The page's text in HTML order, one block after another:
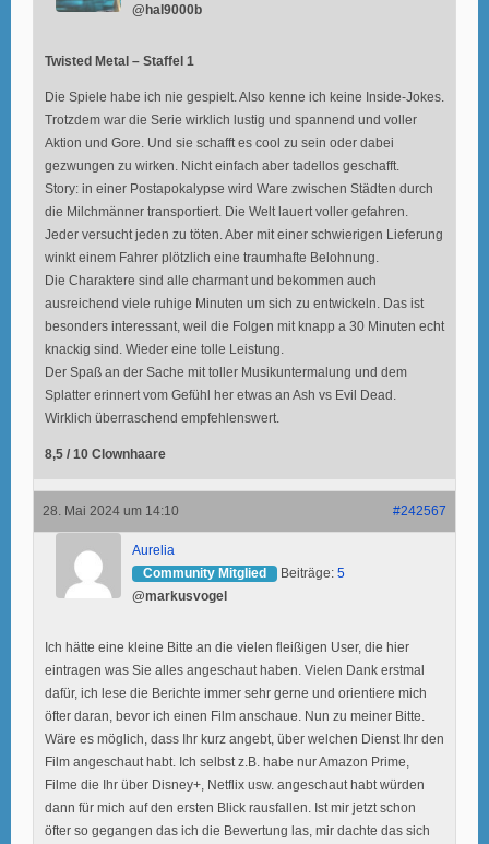
@hal9000b
Twisted Metal – Staffel 1
Die Spiele habe ich nie gespielt. Also kenne ich keine Inside-Jokes.
Trotzdem war die Serie wirklich lustig und spannend und voller
Aktion und Gore. Und sie schafft es cool zu sein oder dabei
gezwungen zu wirken. Nicht einfach aber tadellos geschafft.
Story: in einer Postapokalypse wird Ware zwischen Städten durch
die Milchmänner transportiert. Die Welt lauert voller gefahren.
Jeder versucht jeden zu töten. Aber mit einer schwierigen Lieferung
winkt einem Fahrer plötzlich eine traumhafte Belohnung.
Die Charaktere sind alle charmant und bekommen auch
ausreichend viele ruhige Minuten um sich zu entwickeln. Das ist
besonders interessant, weil die Folgen mit knapp a 30 Minuten echt
knackig sind. Wieder eine tolle Leistung.
Der Spaß an der Sache mit toller Musikuntermalung und dem
Splatter erinnert vom Gefühl her etwas an Ash vs Evil Dead.
Wirklich überraschend empfehlenswert.
8,5 / 10 Clownhaare
28. Mai 2024 um 14:10 #242567
Aurelia
Community Mitglied
Beiträge: 5
@markusvogel
Ich hätte eine kleine Bitte an die vielen fleißigen User, die hier
eintragen was Sie alles angeschaut haben. Vielen Dank erstmal
dafür, ich lese die Berichte immer sehr gerne und orientiere mich
öfter daran, bevor ich einen Film anschaue. Nun zu meiner Bitte.
Wäre es möglich, dass Ihr kurz angebt, über welchen Dienst Ihr den
Film angeschaut habt. Ich selbst z.B. habe nur Amazon Prime,
Filme die Ihr über Disney+, Netflix usw. angeschaut habt würden
dann für mich auf den ersten Blick rausfallen. Ist mir jetzt schon
öfter so gegangen das ich die Bewertung las, mir dachte das sich